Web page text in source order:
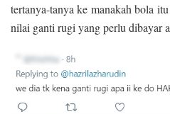
tertanya-tanya ke manakah bola
nilai ganti rugi yang perlu dibayar